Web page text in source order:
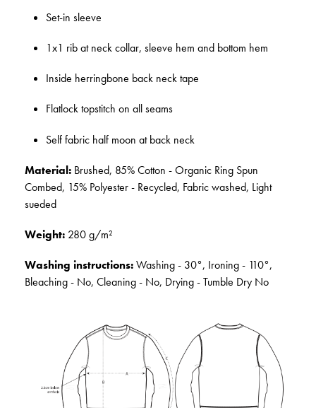
Set-in sleeve
1x1 rib at neck collar, sleeve hem and bottom hem
Inside herringbone back neck tape
Flatlock topstitch on all seams
Self fabric half moon at back neck
Material: Brushed, 85% Cotton - Organic Ring Spun
Combed, 15% Polyester - Recycled, Fabric washed, Light
sueded
Weight: 280 g/m²
Washing instructions:Washing - 30°, Ironing - 110°,
Bleaching - No, Cleaning - No, Drying - Tumble Dry No